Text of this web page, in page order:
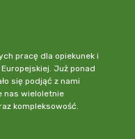
pracę dla opiekunek i
Już ponad
się podjąć z nami
nas wieloletnie
kompleksowość.